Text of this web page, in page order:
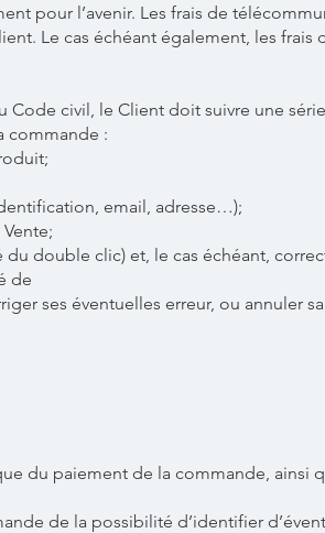
pour l’avenir. Les frais de
Le cas échéant également, les frais
civil, le Client doit suivre une
commande :
email, adresse…);
double clic) et, le cas échéant,
de
ses éventuelles erreur, ou annuler
du paiement de la commande, ainsi
de la possibilité d’identifier